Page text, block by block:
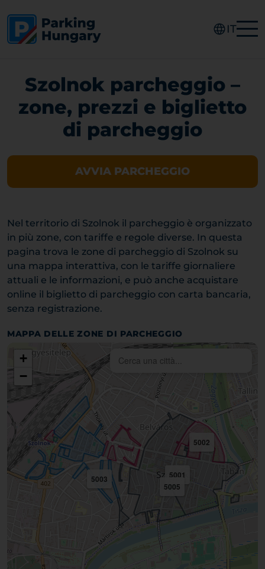
IT
Szolnok parcheggio –
zone, prezzi e biglietto
di parcheggio
AVVIA PARCHEGGIO
Nel territorio di Szolnok il parcheggio è organizzato
in più zone, con tariffe e regole diverse. In questa
pagina trova le zone di parcheggio di Szolnok su
una mappa interattiva, con le tariffe giornaliere
attuali e le informazioni, e può anche acquistare
online il biglietto di parcheggio con carta bancaria,
senza registrazione.
MAPPA DELLE ZONE DI PARCHEGGIO
5001
5002
5003
5005
+
−